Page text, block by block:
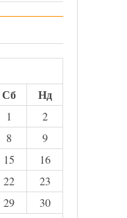
Сб Нд
1
2
8
9
15
16
22
23
29
30